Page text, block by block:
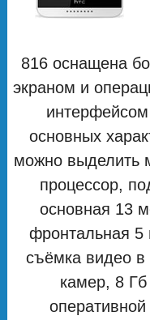
816 оснащена
экраном и
основных
можно выделить
процессор,
основная 13
фронтальная 5
съёмка видео
камер, 8